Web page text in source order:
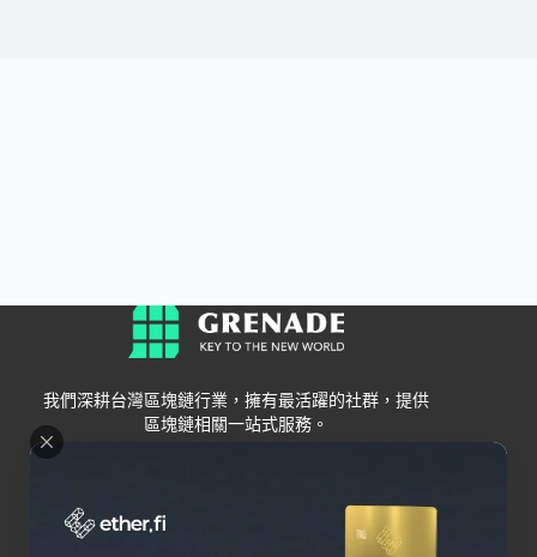
我們深耕台灣區塊鏈行業，擁有最活躍的社群，提供
區塊鏈相關一站式服務。
Grenade 交易所